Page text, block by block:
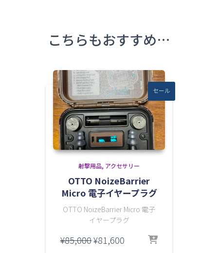
こちらもおすすめ…
セール
射撃用品 アクセサリー
OTTO NoizeBarrier
Micro 電子イヤープラグ
OTTO NoizeBarrier Micro 電子
イヤープラグ
¥85,000元
¥81,600